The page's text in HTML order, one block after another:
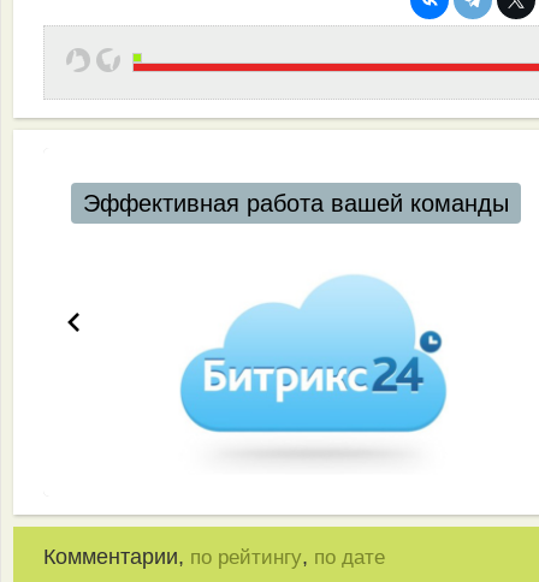
Эффективная работа вашей команды
Комментарии, по рейтингу, по дате